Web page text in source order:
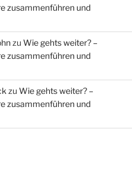
zusammenführen und
zu Wie gehts weiter? –
zusammenführen und
zu Wie gehts weiter? –
zusammenführen und